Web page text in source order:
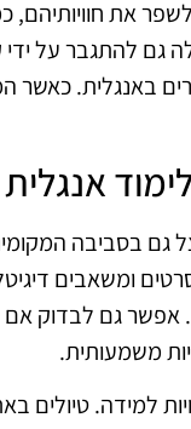
את חוויותיהם,
גם להתגבר על ידי
באנגלית. כאשר
אנגלית
גם בסביבה
ומשאבים
אפשר גם לבדוק
משמעותית.
למידה. טיולים